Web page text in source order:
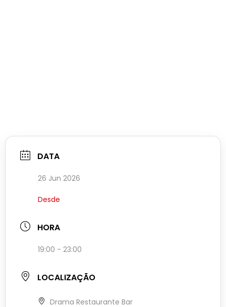
DATA
26 Jun 2026
Desde
HORA
19:00 - 23:00
LOCALIZAÇÃO
Drama Restaurante Bar